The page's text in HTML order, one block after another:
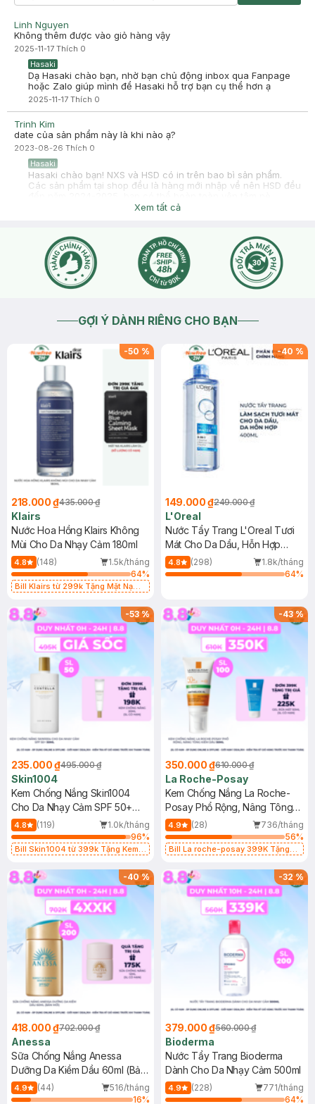
Linh Nguyen
Không thêm được vào giỏ hàng vậy
2025-11-17 Thích 0
Hasaki
Dạ Hasaki chào bạn, nhờ bạn chủ động inbox qua Fanpage
hoặc Zalo giúp mình để Hasaki hỗ trợ bạn cụ thể hơn ạ
2025-11-17 Thích 0
Trinh Kim
date của sản phẩm này là khi nào ạ?
2023-08-26 Thích 0
Hasaki
Hasaki chào bạn! NXS và HSD có in trên bao bì sản phẩm.
Các sản phẩm tại shop đều là hàng mới nhập về nên HSD đều
Xem tất cả
GỢI Ý DÀNH RIÊNG CHO BẠN
-50 %
218.000 ₫435.000 ₫
Klairs
Nước Hoa Hồng Klairs Không
Mùi Cho Da Nhạy Cảm 180ml
4.8 (148)
1.5k/tháng
64%
Bill Klairs từ 299k Tặng Mặt Nạ
25ml (SL Có Hạn)
-40 %
149.000 ₫249.000 ₫
L'Oreal
Nước Tẩy Trang L'Oreal Tươi
Mát Cho Da Dầu, Hỗn Hợp
400ml
4.8 (298)
1.8k/tháng
64%
-53%
235.000 ₫495.000 ₫
Skin1004
Kem Chống Nắng Skin1004
Cho Da Nhạy Cảm SPF 50+
50ml
4.8 (119)
1.0k/tháng
96%
Bill Skin1004 từ 399k Tặng Kem
SPF 50+ 20ml (SL Có Hạn)
-43%
350.000 ₫610.000 ₫
La Roche-Posay
Kem Chống Nắng La Roche-
Posay Phổ Rộng, Nâng Tông
Kiềm Dầu 50ml
4.9 (28)
736/tháng
56%
Bill La roche-posay 399K Tặng
(SL có hạn)
-40%
418.000 ₫702.000 ₫
Anessa
Sữa Chống Nắng Anessa
Dưỡng Da Kiềm Dầu 60ml (Bản
Mới)
4.9 (44)
516/tháng
16%
-32%
379.000 ₫560.000 ₫
Bioderma
Nước Tẩy Trang Bioderma
Dành Cho Da Nhạy Cảm 500ml
4.9 (228)
771/tháng
64%